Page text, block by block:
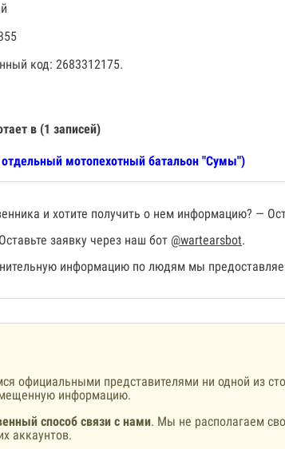
код: 2683312175.
в (1 записей)
мотопехотный батальон "Сумы")
и хотите получить о нем информацию? —
заявку через наш бот @wartearsbot.
информацию по людям мы
официальными представителями ни одной из
информацию.
способ связи с нами. Мы не располагаем
аккаунтов.